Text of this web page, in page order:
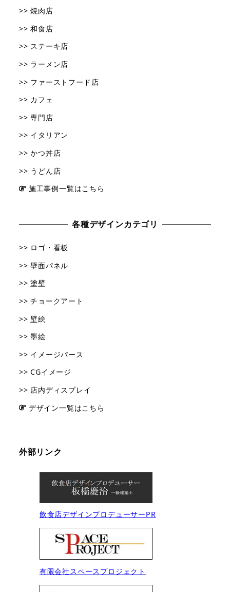
>> 焼肉店
>> 和食店
>> ステーキ店
>> ラーメン店
>> ファーストフード店
>> カフェ
>> 専門店
>> イタリアン
>> かつ丼店
>> うどん店
施工事例一覧はこちら
各種デザインカテゴリ
>> ロゴ・看板
>> 壁面パネル
>> 塗壁
>> チョークアート
>> 壁絵
>> 墨絵
>> イメージパース
>> CGイメージ
>> 店内ディスプレイ
デザイン一覧はこちら
外部リンク
飲食店デザインプロデューサーPR
有限会社スペースプロジェクト